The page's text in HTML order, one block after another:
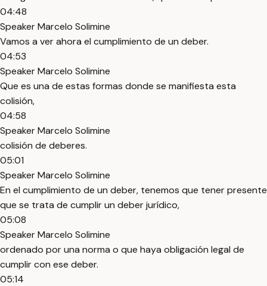
04:48
Speaker Marcelo Solimine
Vamos a ver ahora el cumplimiento de un deber.
04:53
Speaker Marcelo Solimine
Que es una de estas formas donde se manifiesta esta
colisión,
04:58
Speaker Marcelo Solimine
colisión de deberes.
05:01
Speaker Marcelo Solimine
En el cumplimiento de un deber, tenemos que tener presente
que se trata de cumplir un deber jurídico,
05:08
Speaker Marcelo Solimine
ordenado por una norma o que haya obligación legal de
cumplir con ese deber.
05:14